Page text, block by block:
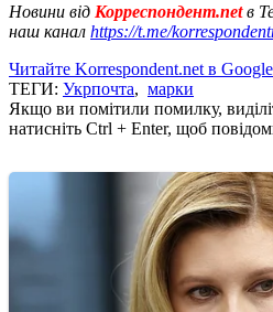
Новини від Корреспондент.netв
наш канал https://t.me/
Читайте Korrespondent.net в
ТЕГИ: Укрпочта, марки
Якщо ви помітили помилку,
натисніть Ctrl + Enter, щоб